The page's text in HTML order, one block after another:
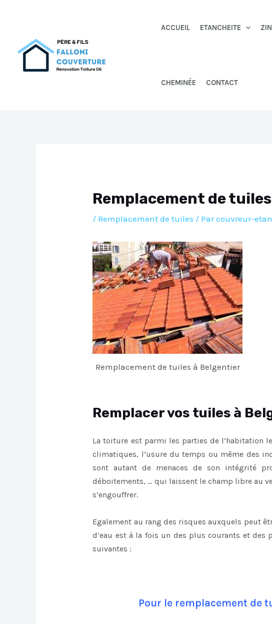
ACCUEIL ETANCHEITE
CHEMINÉE CONTACT
Remplacement de
/ Remplacement de tuiles / Parcouvreur-
Remplacement de tuiles à Belgentier
Remplacer vos tuiles à
La toiture est parmi les parties de l’habitation
climatiques, l’usure du temps ou même des
sont autant de menaces de son intégrité
déboitements, … qui laissent le champ libre au
s’engouffrer.
Egalement au rang des risques auxquels peut
d’eau est à la fois un des plus courants et des
suivantes :
Pour le remplacement de